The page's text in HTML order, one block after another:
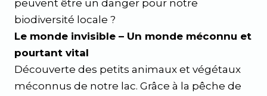
peuvent être un danger pour notre
biodiversité locale ?
Le monde invisible – Un monde méconnu et
pourtant vital
Découverte des petits animaux et végétaux
méconnus de notre lac. Grâce à la pêche de